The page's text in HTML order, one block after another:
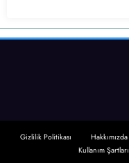
Gizlilik Politikası Hakkımızda
Kullanım Şartları